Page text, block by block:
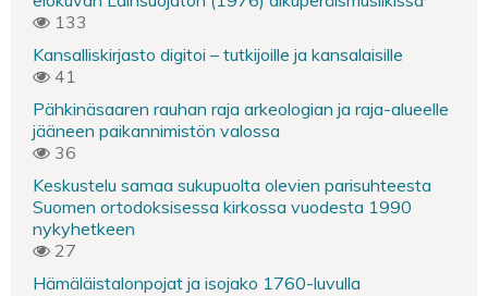
133
Kansalliskirjasto digitoi – tutkijoille ja kansalaisille
41
Pähkinäsaaren rauhan raja arkeologian ja raja-alueelle
jääneen paikannimistön valossa
36
Keskustelu samaa sukupuolta olevien parisuhteesta
Suomen ortodoksisessa kirkossa vuodesta 1990
nykyhetkeen
27
Hämäläistalonpojat ja isojako 1760-luvulla